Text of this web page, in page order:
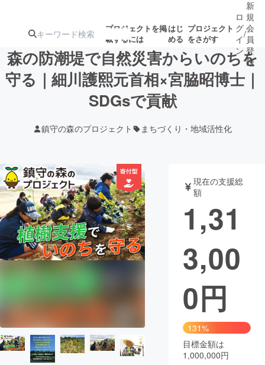
プロジェクトを掲
載するには
はじ
める
プロジェクト
をさがす
注目の新着プロ募集終了が近いプ
ロジェクト
テクノロジー・ガジェット
映像・映画 書籍・雑誌
ビジネス・起業 チャレンジ
CAMPFIRE for Social Good CAMPFIRE Creation
CAMPFIREふるさと納税 machi-ya コミュニティ
ロ
グ
イ
ン
/
新
規
会
員
登
録
森の防潮堤で自然災害からいのちを
守る｜細川護熙元首相×宮脇昭博士｜
SDGsで貢献
鎮守の森のプロジェクト まちづくり・地域活性化
現在の支援総
額
1,31
3,00
0円
131%
目標金額は
1,000,000円